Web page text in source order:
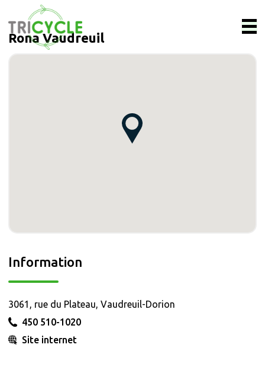
Rona Vaudreuil
Information
3061, rue du Plateau, Vaudreuil-Dorion
450 510-1020
Site internet